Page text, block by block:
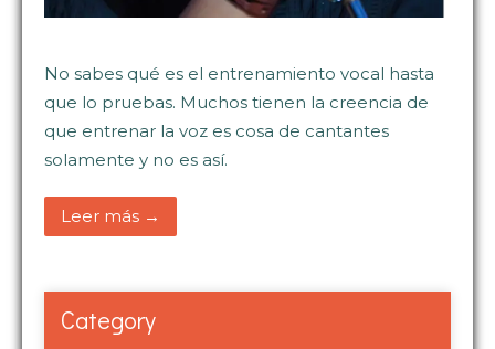
No sabes qué es el entrenamiento vocal hasta
que lo pruebas. Muchos tienen la creencia de
que entrenar la voz es cosa de cantantes
solamente y no es así.
Leer más →
Category